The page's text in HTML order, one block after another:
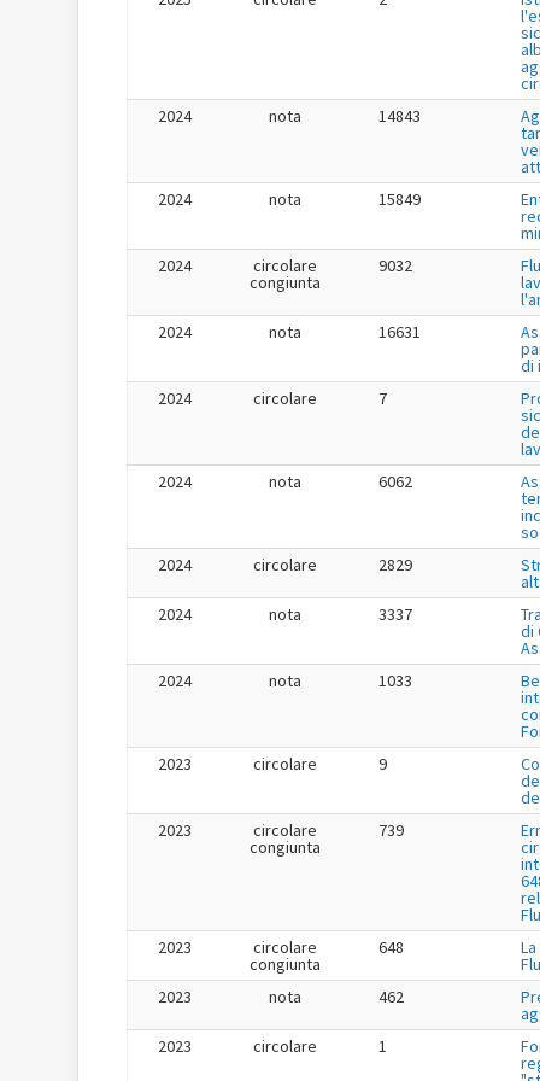
2024
nota 14843
2024
nota 15849
2024
circolare
congiunta
9032
2024
nota 16631
di
2024
circolare 7
2024
nota 6062
2024
circolare 2829
2024
nota 3337
di
2024
nota 1033
2023
circolare 9
2023
circolare
congiunta
739
2023
circolare
congiunta
648
2023
nota 462
2023
circolare 1